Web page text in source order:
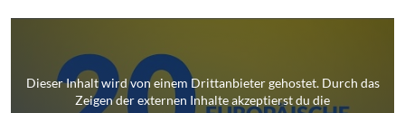
Dieser Inhalt wird von einem Drittanbieter gehostet. Durch das
Zeigen der externen Inhalte akzeptierst du die